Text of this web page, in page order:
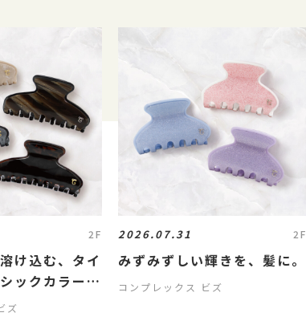
2F
け込む、タイ
ックカラーの
ズ
2026.07.31 2F
みずみずしい輝きを、髪に。
コンプレックス ビズ